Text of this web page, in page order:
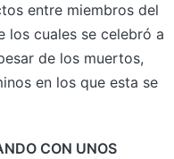
entre miembros del
los cuales se celebró a
de los muertos,
en los que esta se
CON UNOS